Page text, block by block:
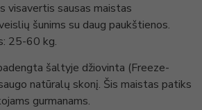
visavertis sausas maistas
šunims su daug paukštienos.
25-60 kg.
šaltyje džiovinta (Freeze-
natūralų skonį. Šis maistas patiks
gurmanams.